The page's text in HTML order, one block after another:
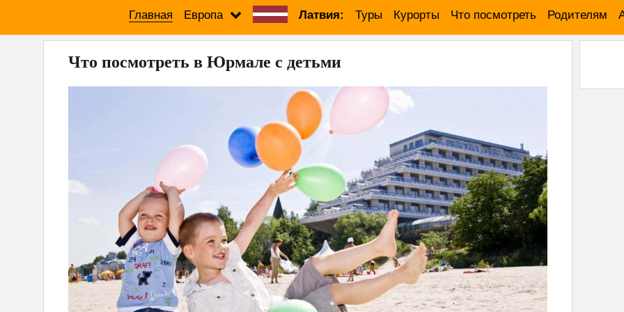
Главная Европа Латвия: Туры Курорты Что посмотреть Родителям
Что посмотреть в Юрмале с детьми